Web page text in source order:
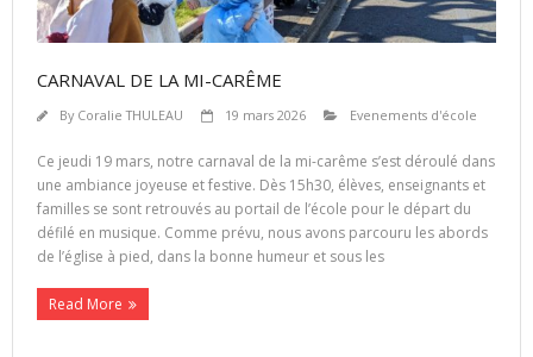
CARNAVAL DE LA MI-CARÊME
By Coralie THULEAU 19 mars 2026 Evenements d'école
Ce jeudi 19 mars, notre carnaval de la mi-carême s’est déroulé dans
une ambiance joyeuse et festive. Dès 15h30, élèves, enseignants et
familles se sont retrouvés au portail de l’école pour le départ du
défilé en musique. Comme prévu, nous avons parcouru les abords
de l’église à pied, dans la bonne humeur et sous les
Read More